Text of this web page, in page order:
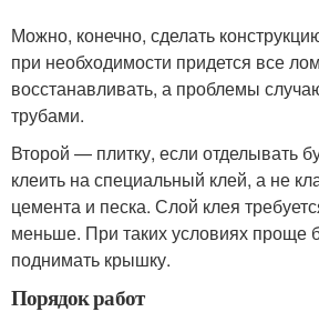
Можно, конечно, сделать
при необходимости придется все
восстанавливать, а проблемы
трубами.
Второй — плитку, если отделывать
клеить на специальный клей, а не
цемента и песка. Слой клея
меньше. При таких условиях проще
поднимать крышку.
Порядок работ